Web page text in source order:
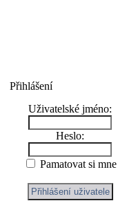
Přihlášení
Uživatelské jméno:
Heslo:
Pamatovat si mne